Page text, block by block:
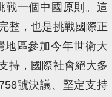
戰一個中國原則。這
整，也是挑戰國際正
地區參加今年世衛大
持，國際社會絕大多
號決議、堅定支持